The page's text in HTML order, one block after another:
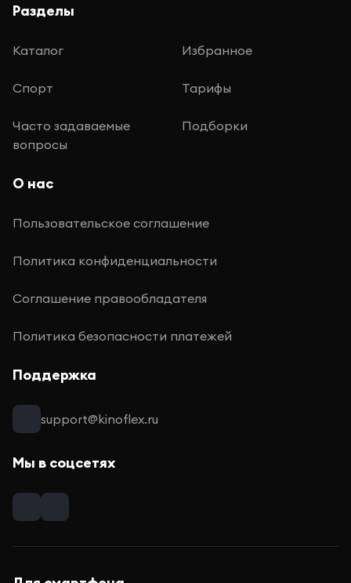
Разделы
Каталог Избранное
Спорт Тарифы
Часто задаваемые
вопросы
Подборки
О нас
Пользовательское соглашение
Политика конфиденциальности
Соглашение правообладателя
Политика безопасности платежей
Поддержка
support@kinoflex.ru
Мы в соцсетях